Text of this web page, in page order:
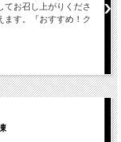
てお召し上がりくださ
ます。『おすすめ！ク